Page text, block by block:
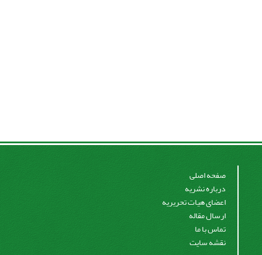
صفحه اصلی
درباره نشریه
اعضای هیات تحریریه
ارسال مقاله
تماس با ما
نقشه سایت